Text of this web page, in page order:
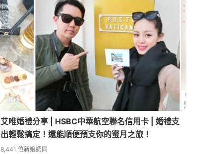
其他
艾唯婚禮分享 | HSBC中華航空聯名信用卡 | 婚禮支
出輕鬆搞定！還能順便預支你的蜜月之旅！
8,441 位新娘認同